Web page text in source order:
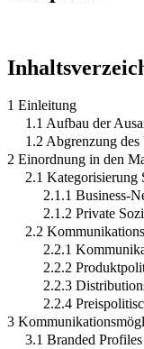
1 Einleitung
1.1 Aufbau der
1.2 Abgrenzung
2 Einordnung in den
2.1 Kategorisierung
2.1.1 Business-
2.1.2 Private
2.2
2.2.1
2.2.2
2.2.3
2.2.4
3
3.1 Branded Profiles